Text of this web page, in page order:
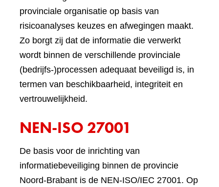
provinciale organisatie op basis van
risicoanalyses keuzes en afwegingen maakt.
Zo borgt zij dat de informatie die verwerkt
wordt binnen de verschillende provinciale
(bedrijfs-)processen adequaat beveiligd is, in
termen van beschikbaarheid, integriteit en
vertrouwelijkheid.
NEN-ISO 27001
De basis voor de inrichting van
informatiebeveiliging binnen de provincie
Noord-Brabant is de NEN-ISO/IEC 27001. Op